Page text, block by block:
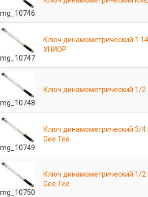
mg_10746
mg_10747
Ключ динамометрический 1
УНИОР
mg_10748
Ключ динамометрический 1/2
mg_10749
Ключ динамометрический 3/4
Gee Tee
mg_10750
Ключ динамометрический 1/2
Gee Tee